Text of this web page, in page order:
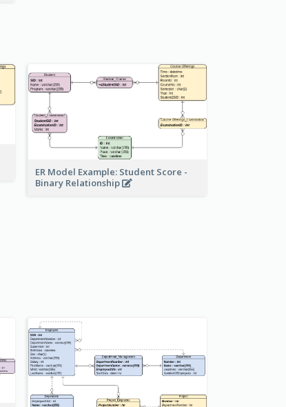
ER Model Example: Student Score -
Binary Relationship